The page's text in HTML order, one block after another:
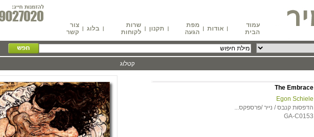
עמוד
הבית
| אודות |
מפת
הגעה
| תקנון |
שרות
לקוחות
| בלוג | צור
קשר
קטלוג
The Embrace
Egon Schiele
הדפסות קנבס / נייר /פרספקס...
GA-C0153